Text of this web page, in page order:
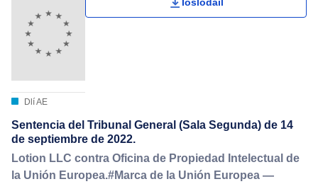
Dlí AE
Sentencia del Tribunal General (Sala Segunda) de 14
de septiembre de 2022.
Lotion LLC contra Oficina de Propiedad Intelectual de
la Unión Europea.#Marca de la Unión Europea —